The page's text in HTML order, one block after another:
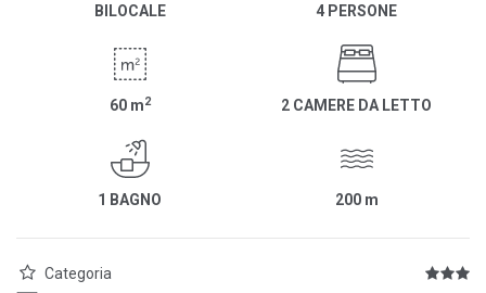
BILOCALE 4 PERSONE
60 m2 2 CAMERE DA LETTO
1 BAGNO 200 m
Categoria